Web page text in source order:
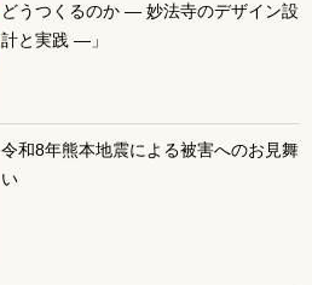
どうつくるのか ― 妙法寺のデザイン設
計と実践 ―」
令和8年熊本地震による被害へのお見舞
い